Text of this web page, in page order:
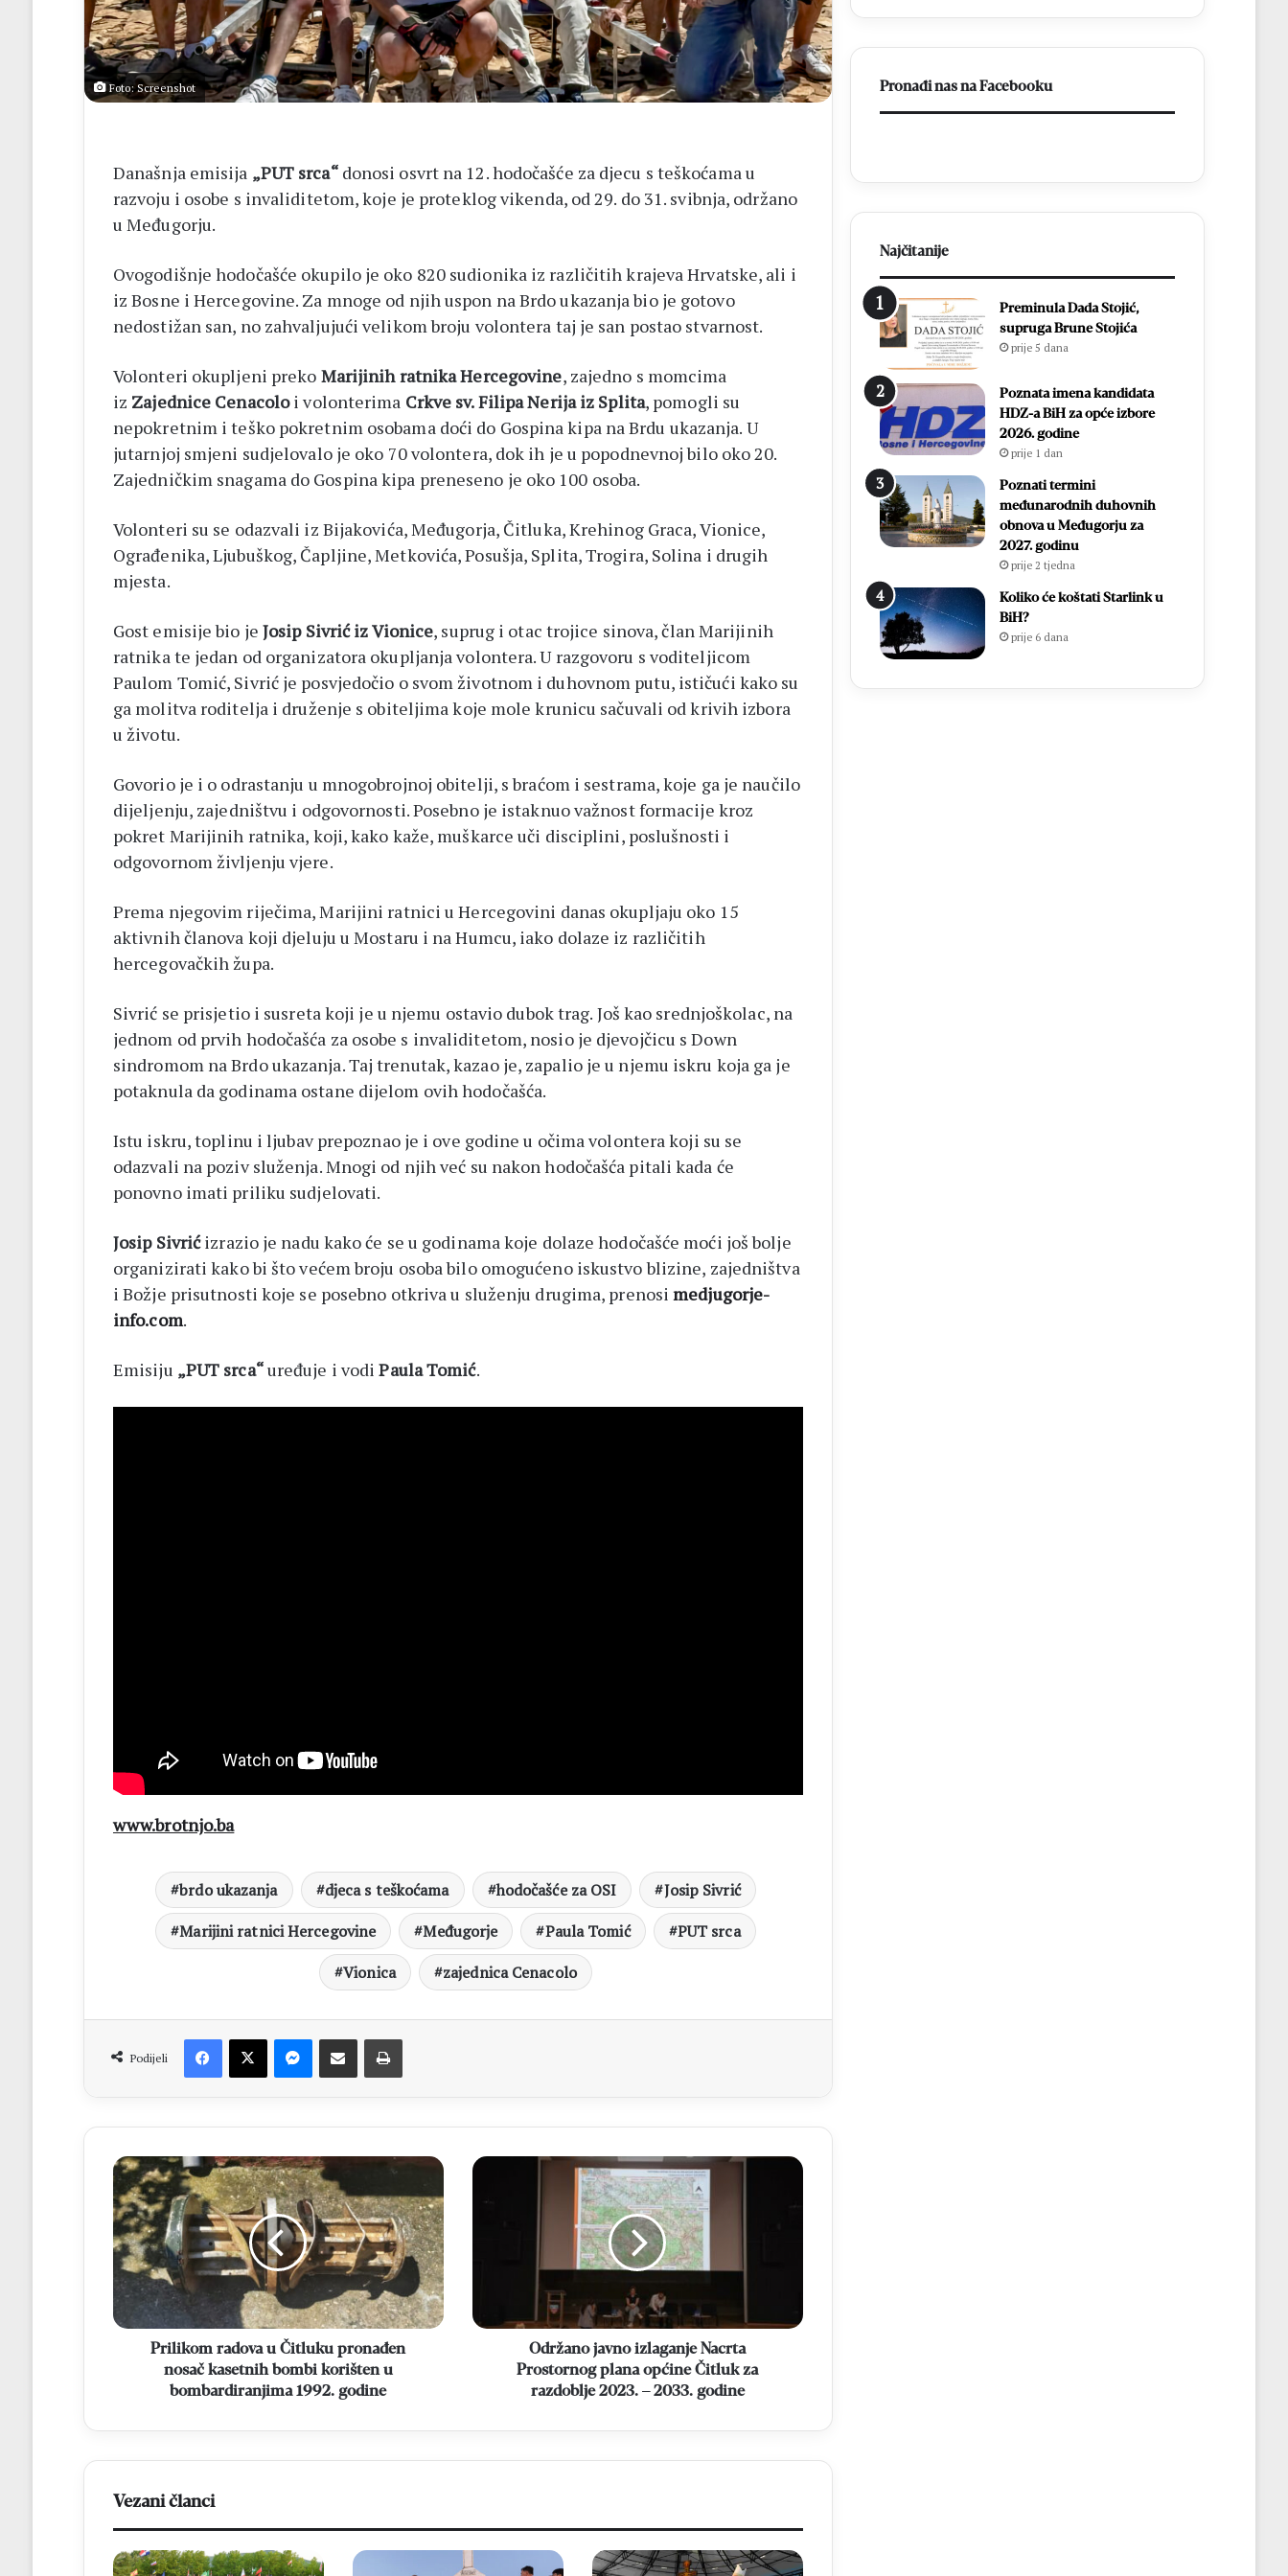
Foto: Screenshot
Današnja emisija „PUT srca“donosi osvrt na 12. hodočašće za djecu s teškoćama u
razvoju i osobe s invaliditetom, koje je proteklog vikenda, od 29. do 31. svibnja, održano
u Međugorju.
Ovogodišnje hodočašće okupilo je oko 820 sudionika iz različitih krajeva Hrvatske, ali i
iz Bosne i Hercegovine. Za mnoge od njih uspon na Brdo ukazanja bio je gotovo
nedostižan san, no zahvaljujući velikom broju volontera taj je san postao stvarnost.
Volonteri okupljeni preko Marijinih ratnika Hercegovine, zajedno s momcima
iz Zajednice Cenacoloi volonterima Crkve sv. Filipa Nerija iz Splita, pomogli su
nepokretnim i teško pokretnim osobama doći do Gospina kipa na Brdu ukazanja. U
jutarnjoj smjeni sudjelovalo je oko 70 volontera, dok ih je u popodnevnoj bilo oko 20.
Zajedničkim snagama do Gospina kipa preneseno je oko 100 osoba.
Volonteri su se odazvali iz Bijakovića, Međugorja, Čitluka, Krehinog Graca, Vionice,
Ograđenika, Ljubuškog, Čapljine, Metkovića, Posušja, Splita, Trogira, Solina i drugih
mjesta.
Gost emisije bio je Josip Sivrić iz Vionice, suprug i otac trojice sinova, član Marijinih
ratnika te jedan od organizatora okupljanja volontera. U razgovoru s voditeljicom
Paulom Tomić, Sivrić je posvjedočio o svom životnom i duhovnom putu, ističući kako su
ga molitva roditelja i druženje s obiteljima koje mole krunicu sačuvali od krivih izbora
u životu.
Govorio je i o odrastanju u mnogobrojnoj obitelji, s braćom i sestrama, koje ga je naučilo
dijeljenju, zajedništvu i odgovornosti. Posebno je istaknuo važnost formacije kroz
pokret Marijinih ratnika, koji, kako kaže, muškarce uči disciplini, poslušnosti i
odgovornom življenju vjere.
Prema njegovim riječima, Marijini ratnici u Hercegovini danas okupljaju oko 15
aktivnih članova koji djeluju u Mostaru i na Humcu, iako dolaze iz različitih
hercegovačkih župa.
Sivrić se prisjetio i susreta koji je u njemu ostavio dubok trag. Još kao srednjoškolac, na
jednom od prvih hodočašća za osobe s invaliditetom, nosio je djevojčicu s Down
sindromom na Brdo ukazanja. Taj trenutak, kazao je, zapalio je u njemu iskru koja ga je
potaknula da godinama ostane dijelom ovih hodočašća.
Istu iskru, toplinu i ljubav prepoznao je i ove godine u očima volontera koji su se
odazvali na poziv služenja. Mnogi od njih već su nakon hodočašća pitali kada će
ponovno imati priliku sudjelovati.
Josip Sivrićizrazio je nadu kako će se u godinama koje dolaze hodočašće moći još bolje
organizirati kako bi što većem broju osoba bilo omogućeno iskustvo blizine, zajedništva
i Božje prisutnosti koje se posebno otkriva u služenju drugima, prenosimedjugorje-
info.com.
Emisiju „PUT srca“uređuje i vodiPaula Tomić.
www.brotnjo.ba
brdo ukazanja djeca s teškoćama hodočašće za OSI
Josip Sivrić
Marijini ratnici Hercegovine
Međugorje Paula Tomić
PUT srca
Vionica
zajednica Cenacolo
Podijeli
Facebook
X MessengerDijeli putem Emaila Printaj
Prilikom
radova
u
Čitluku
pronađen
nosač
kasetnih
bombi
korišten
bombardiranjima
Prilikom radova u Čitluku pronađen
nosač kasetnih bombi korišten u
bombardiranjima 1992. godine
Održano
izlaganje
za
godine
Održano javno izlaganje Nacrta
Prostornog plana općine Čitluk za
razdoblje 2023. – 2033. godine
Vezani članci
–
Brotnjo
2026.
Pronađi nas na Facebooku
Najčitanije
Preminula Dada Stojić,
supruga Brune Stojića
prije 5 dana
Poznata imena kandidata
HDZ-a BiH za opće izbore
2026. godine
prije 1 dan
Poznati termini
međunarodnih duhovnih
obnova u Međugorju za
2027. godinu
prije 2 tjedna
Koliko će koštati Starlink u
BiH?
prije 6 dana